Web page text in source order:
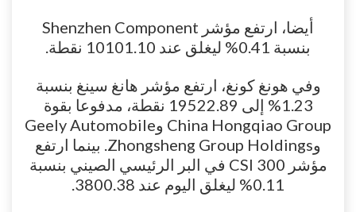
أيضا، ارتفع مؤشر Shenzhen Component
بنسبة 0.41% ليغلق عند 10101.10 نقطة.
وفي هونغ كونغ، ارتفع مؤشر هانغ سينغ بنسبة
1.23% إلى 19522.89 نقطة، مدفوعا بقوة
China Hongqiao Group وGeely Automobile
وZhongsheng Group Holdings. بينما ارتفع
مؤشر CSI 300 في البر الرئيسي الصيني بنسبة
0.11% ليغلق اليوم عند 3800.38.